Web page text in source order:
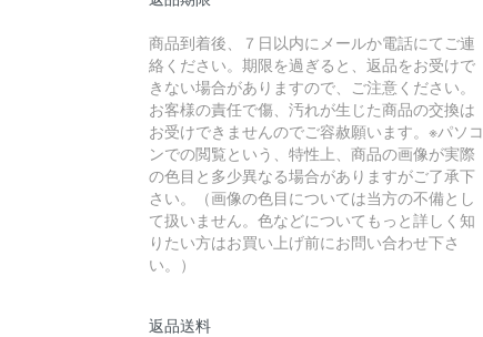
商品到着後、７日以内にメールか電話にてご連
絡ください。期限を過ぎると、返品をお受けで
きない場合がありますので、ご注意ください。
お客様の責任で傷、汚れが生じた商品の交換は
お受けできませんのでご容赦願います。※パソコ
ンでの閲覧という、特性上、商品の画像が実際
の色目と多少異なる場合がありますがご了承下
さい。（画像の色目については当方の不備とし
て扱いません。色などについてもっと詳しく知
りたい方はお買い上げ前にお問い合わせ下さ
い。）
返品送料